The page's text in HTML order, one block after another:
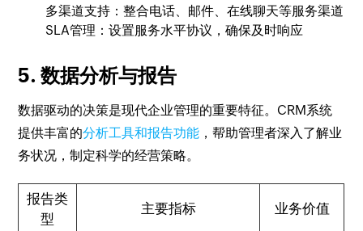
多渠道支持：整合电话、邮件、在线聊天等服务渠道
SLA管理：设置服务水平协议，确保及时响应
5. 数据分析与报告
数据驱动的决策是现代企业管理的重要特征。CRM系统
提供丰富的分析工具和报告功能 ，帮助管理者深入了解业
务状况，制定科学的经营策略。
报告类
型
主要指标 业务价值